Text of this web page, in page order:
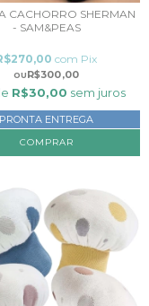
CACHORRO SHERMAN
- SAM&PEAS
R$300,00
com Pix
R$30,00 sem juros
PRONTA ENTREGA